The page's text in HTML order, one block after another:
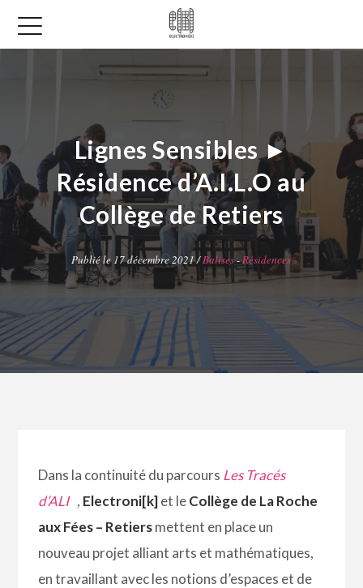
Lignes Sensibles ►
Résidence d’A.I.L.O au
Collège de Retiers
Publié le 17 décembre 2021 /Balises-Résidences
Dans la continuité du parcours Les Tracés
d’ALI , Electroni[k]et leCollège de La Roche
aux Fées – Retiersmettent en place un
nouveau projet alliant arts et mathématiques,
en travaillant avec les notions d’espaces et de